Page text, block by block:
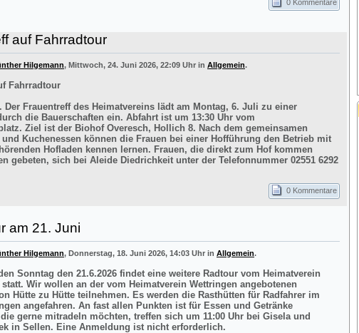
0 Kommentare
auf Fahrradtour
Hilgemann, Mittwoch, 24. Juni 2026, 22:09 Uhr in Allgemein.
Fahrradtour
Der Frauentreff des Heimatvereins lädt am Montag, 6. Juli zu einer
die Bauerschaften ein. Abfahrt ist um 13:30 Uhr vom
Ziel ist der Biohof Overesch, Hollich 8. Nach dem gemeinsamen
und Kuchenessen können die Frauen bei einer Hofführung den Betrieb mit
Hofladen kennen lernen. Frauen, die direkt zum Hof kommen
gebeten, sich bei Aleide Diedrichkeit unter der Telefonnummer 02551 6292
0 Kommentare
am 21. Juni
Hilgemann, Donnerstag, 18. Juni 2026, 14:03 Uhr in Allgemein.
Sonntag den 21.6.2026 findet eine weitere Radtour vom Heimatverein
Wir wollen an der vom Heimatverein Wettringen angebotenen
Hütte zu Hütte teilnehmen. Es werden die Rasthütten für Radfahrer im
angefahren. An fast allen Punkten ist für Essen und Getränke
gerne mitradeln möchten, treffen sich um 11:00 Uhr bei Gisela und
in Sellen. Eine Anmeldung ist nicht erforderlich.